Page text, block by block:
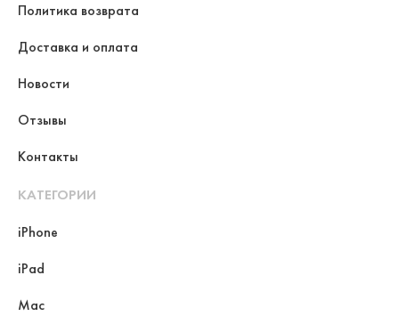
Политика возврата
Доставка и оплата
Новости
Отзывы
Контакты
КАТЕГОРИИ
iPhone
iPad
Mac